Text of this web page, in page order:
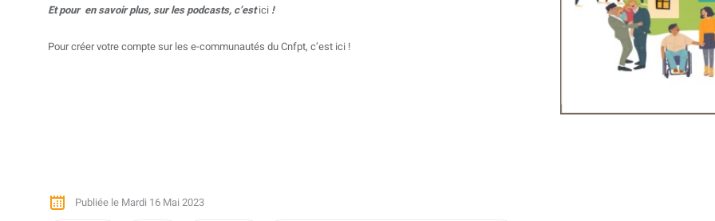
Et pour en savoir plus, sur les podcasts, c’estici !
Pour créer votre compte sur les e-communautés du Cnfpt, c’est ici !
Publiée le Mardi 16 Mai 2023